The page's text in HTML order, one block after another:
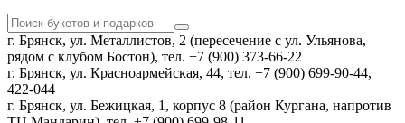
г. Брянск, ул. Металлистов, 2 (пересечение с ул. Ульянова,
рядом с клубом Бостон), тел. +7 (900) 373-66-22
г. Брянск, ул. Красноармейская, 44, тел. +7 (900) 699-90-44,
422-044
г. Брянск, ул. Бежицкая, 1, корпус 8 (район Кургана, напротив